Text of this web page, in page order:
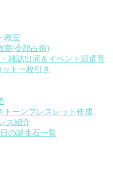
教室
室(令龍占術)
雑誌出演＆イベント派遣等
ト一枚引き
トーンブレスレット作成
ス紹介
の誕生石一覧